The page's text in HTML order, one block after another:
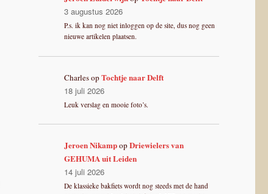
3 augustus 2026
P.s. ik kan nog niet inloggen op de site, dus nog geen
nieuwe artikelen plaatsen.
CharlesopTochtje naar Delft
18 juli 2026
Leuk verslag en mooie foto’s.
Jeroen NikampopDriewielers van
GEHUMA uit Leiden
14 juli 2026
De klassieke bakfiets wordt nog steeds met de hand